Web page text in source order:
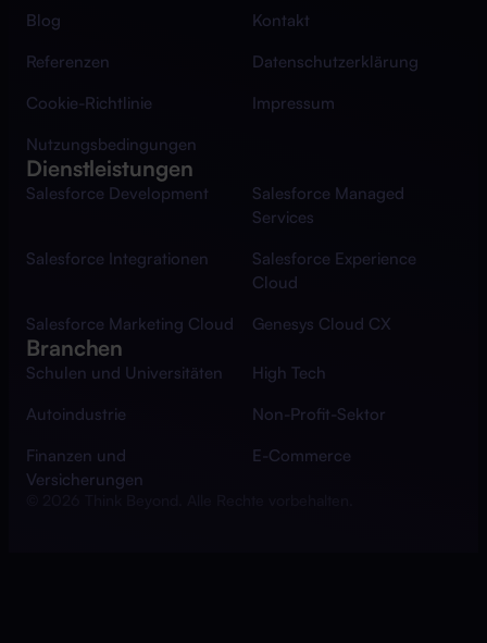
Blog
Kontakt
Referenzen
Datenschutzerklärung
Cookie-Richtlinie
Impressum
Nutzungsbedingungen
Dienstleistungen
Salesforce Development
Salesforce Managed
Services
Salesforce Integrationen
Salesforce Experience
Cloud
Salesforce Marketing Cloud
Genesys Cloud CX
Branchen
Schulen und Universitäten
High Tech
Autoindustrie
Non-Profit-Sektor
Finanzen und
Versicherungen
E-Commerce